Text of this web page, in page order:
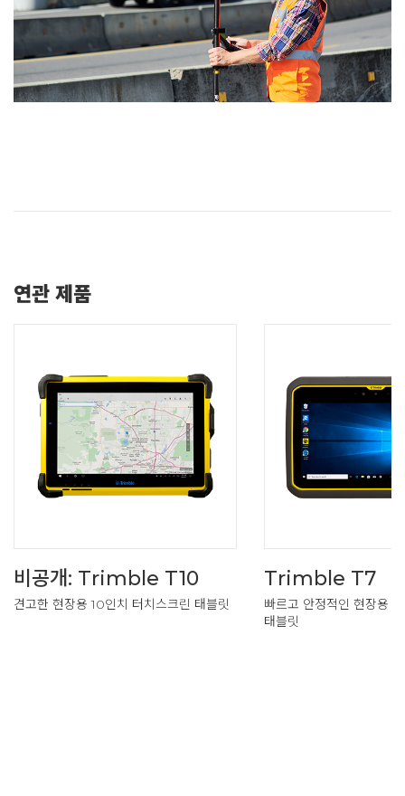
연관 제품
비공개: Trimble T10
견고한 현장용 10인치 터치스크린 태블릿
Trimble T7
빠르고 안정적인 현장용 7
태블릿